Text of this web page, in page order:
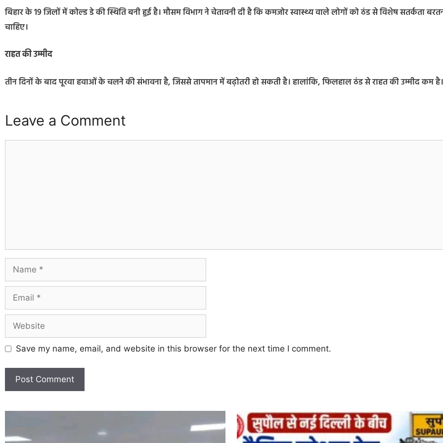
बिहार के 19 जिलों में कोल्ड डे की स्थिति बनी हुई है। मौसम विभाग ने चेतावनी दी है कि कमजोर स्वास्थ्य वाले लोगों को ठंड से विशेष सतर्कता
चाहिए।
राहत की उम्मीद
तीन दिनों के बाद पूरवा हवाओं के चलने की संभावना है, जिससे तापमान में बढ़ोतरी हो सकती है। हालांकि, फिलहाल ठंड से राहत की उम्मीद कम है।
Leave a Comment
Save my name, email, and website in this browser for the next time I comment.